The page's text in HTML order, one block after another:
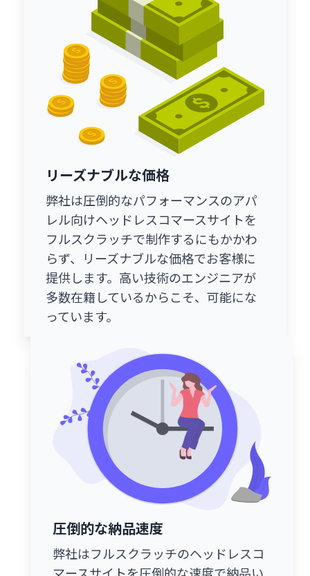
リーズナブルな価格
弊社は圧倒的なパフォーマンスのアパ
レル向けヘッドレスコマースサイトを
フルスクラッチで制作するにもかかわ
らず、リーズナブルな価格でお客様に
提供します。高い技術のエンジニアが
多数在籍しているからこそ、可能にな
っています。
圧倒的な納品速度
弊社はフルスクラッチのヘッドレスコ